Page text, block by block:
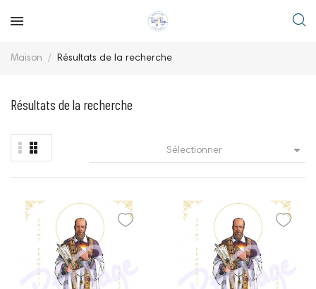
Maison Résultats de la recherche
Résultats de la recherche
Sélectionner 